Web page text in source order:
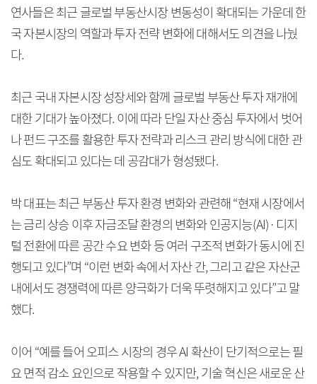
연사들은 최근 글로벌 부동산시장 변동성이 확대되는 가운데 한
국 자본시장의 역할과 투자 전략 변화에 대해서도 의견을 나눴
다.
최근 국내 자본시장 성장세와 함께 글로벌 부동산 투자 재개에
대한 기대가 높아졌다. 이에 따라 단일 자산 중심 투자에서 벗어
나 펀드 구조를 활용한 투자 전략과 리스크 관리 방식에 대한 관
심도 확대되고 있다는 데 공감대가 형성됐다.
박 대표는 최근 부동산 투자 환경 변화와 관련해 “현재 시장에서
는 금리 상승 이후 자금조달 환경의 변화와 인공지능(AI)·디지
털 전환에 따른 공간 수요 변화 등 여러 구조적 변화가 동시에 진
행되고 있다”며 “이런 변화 속에서 자산 간, 그리고 같은 자산군
내에서도 경쟁력에 따른 양극화가 더욱 뚜렷해지고 있다”고 말
했다.
이어 “예를 들어 오피스 시장의 경우 AI 확산이 단기적으로는 필
요 면적 감소 요인으로 작용할 수 있지만, 기술 혁신은 새로운 산